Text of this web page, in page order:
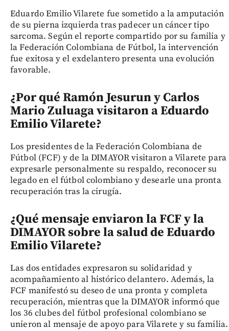
Eduardo Emilio Vilarete fue sometido a la amputación
de su pierna izquierda tras padecer un cáncer tipo
sarcoma. Según el reporte compartido por su familia y
la Federación Colombiana de Fútbol, la intervención
fue exitosa y el exdelantero presenta una evolución
favorable.
¿Por qué Ramón Jesurun y Carlos
Mario Zuluaga visitaron a Eduardo
Emilio Vilarete?
Los presidentes de la Federación Colombiana de
Fútbol (FCF) y de la DIMAYOR visitaron a Vilarete para
expresarle personalmente su respaldo, reconocer su
legado en el fútbol colombiano y desearle una pronta
recuperación tras la cirugía.
¿Qué mensaje enviaron la FCF y la
DIMAYOR sobre la salud de Eduardo
Emilio Vilarete?
Las dos entidades expresaron su solidaridad y
acompañamiento al histórico delantero. Además, la
FCF manifestó su deseo de una pronta y completa
recuperación, mientras que la DIMAYOR informó que
los 36 clubes del fútbol profesional colombiano se
unieron al mensaje de apoyo para Vilarete y su familia.